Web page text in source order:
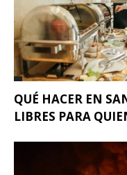
QUÉ HACER EN
LIBRES PARA